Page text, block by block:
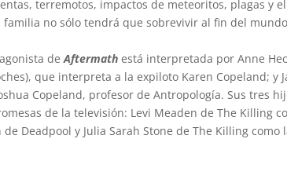
terremotos, impactos de meteoritos, plagas y
familia no sólo tendrá que sobrevivir al fin del
de Aftermath está interpretada por Anne
que interpreta a la expiloto Karen Copeland; y
Copeland, profesor de Antropología. Sus tres
de la televisión: Levi Meaden de The Killing
de Deadpool y Julia Sarah Stone de The Killing como